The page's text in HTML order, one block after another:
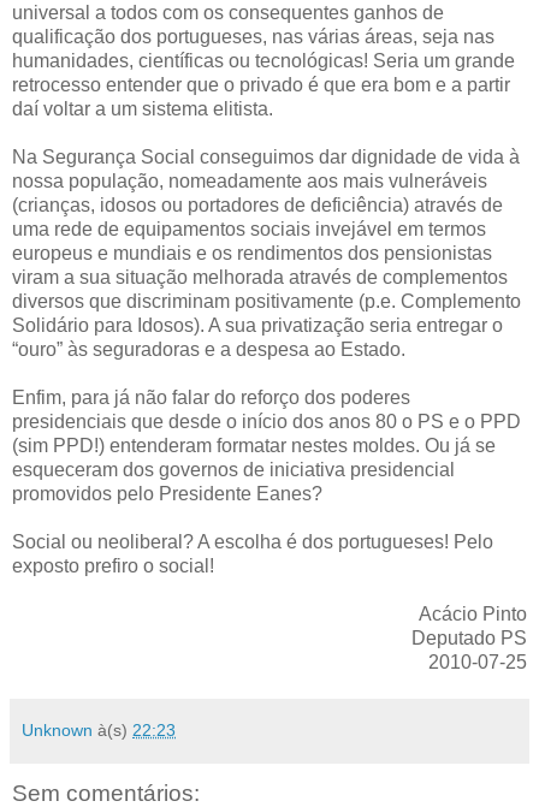
universal a todos com os consequentes ganhos de
qualificação dos portugueses, nas várias áreas, seja nas
humanidades, científicas ou tecnológicas! Seria um grande
retrocesso entender que o privado é que era bom e a partir
daí voltar a um sistema elitista.
Na Segurança Social conseguimos dar dignidade de vida à
nossa população, nomeadamente aos mais vulneráveis
(crianças, idosos ou portadores de deficiência) através de
uma rede de equipamentos sociais invejável em termos
europeus e mundiais e os rendimentos dos pensionistas
viram a sua situação melhorada através de complementos
diversos que discriminam positivamente (p.e. Complemento
Solidário para Idosos). A sua privatização seria entregar o
“ouro” às seguradoras e a despesa ao Estado.
Enfim, para já não falar do reforço dos poderes
presidenciais que desde o início dos anos 80 o PS e o PPD
(sim PPD!) entenderam formatar nestes moldes. Ou já se
esqueceram dos governos de iniciativa presidencial
promovidos pelo Presidente Eanes?
Social ou neoliberal? A escolha é dos portugueses! Pelo
exposto prefiro o social!
Acácio Pinto
Deputado PS
2010-07-25
Unknown à(s) 22:23
Sem comentários: